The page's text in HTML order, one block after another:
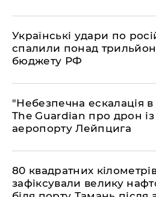
​Українські удари по
спалили понад трильйон
бюджету РФ
​"Небезпечна ескалація
The Guardian про дрон із
аеропорту Лейпцига
​80 квадратних
зафіксували велику